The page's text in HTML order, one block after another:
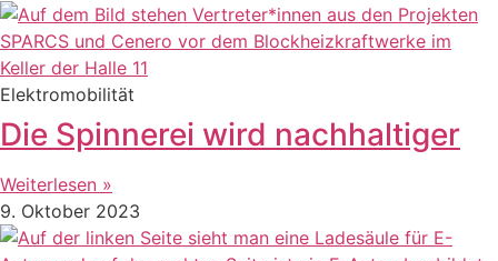
Elektromobilität
Die Spinnerei wird nachhaltiger
Weiterlesen »
9. Oktober 2023